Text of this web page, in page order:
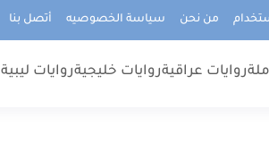
من نحن سياسة الخصوصيه أتصل بنا
روايات عراقيةروايات خليجيةروايات ليبية